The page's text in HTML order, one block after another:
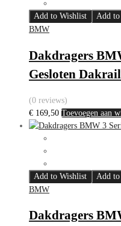
Add to Wishlist
Add to
BMW
Dakdragers
Gesloten
(0 reviews)
€ 169,50 Toevoegen aan
Add to Wishlist
Add to
BMW
Dakdragers